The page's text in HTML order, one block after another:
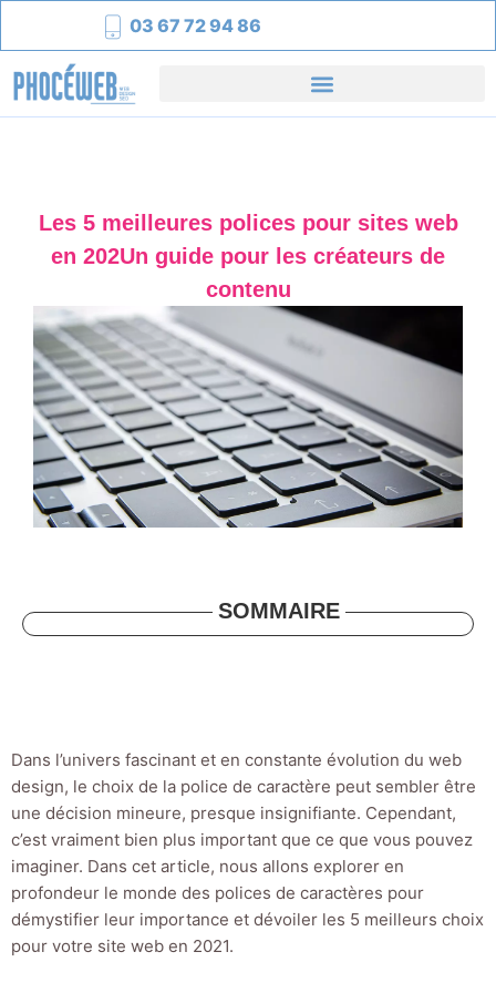
03 67 72 94 86
Les 5 meilleures polices pour sites web
en 202Un guide pour les créateurs de
contenu
SOMMAIRE
Dans l’univers fascinant et en constante évolution du web
design, le choix de la police de caractère peut sembler être
une décision mineure, presque insignifiante. Cependant,
c’est vraiment bien plus important que ce que vous pouvez
imaginer. Dans cet article, nous allons explorer en
profondeur le monde des polices de caractères pour
démystifier leur importance et dévoiler les 5 meilleurs choix
pour votre site web en 2021.